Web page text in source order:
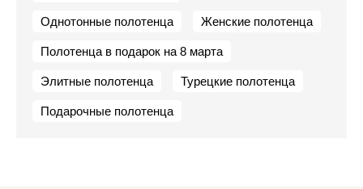
Однотонные полотенца Женские полотенца
Полотенца в подарок на 8 марта
Элитные полотенца Турецкие полотенца
Подарочные полотенца